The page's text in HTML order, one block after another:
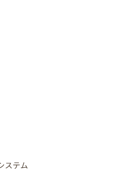
ステム